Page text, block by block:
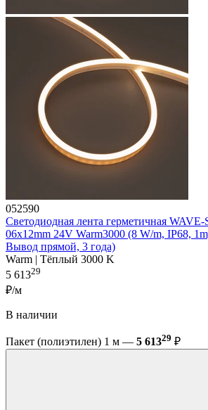
052590
Светодиодная лента герметичная
06x12mm 24V Warm3000 (8 W/m, IP68,
Вывод прямой, 3 года)
Warm | Тёплый 3000 K
5 61329
₽/м
В наличии
Пакет (полиэтилен) 1 м — 5 61329 ₽